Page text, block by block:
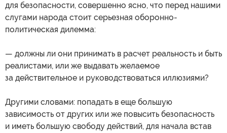
для безопасности, совершенно ясно, что перед нашими
слугами народа стоит серьезная оборонно-
политическая дилемма:
— должны ли они принимать в расчет реальность и быть
реалистами, или же выдавать желаемое
за действительное и руководствоваться иллюзиями?
Другими словами: попадать в еще большую
зависимость от других или же повысить безопасность
и иметь большую свободу действий, для начала встав